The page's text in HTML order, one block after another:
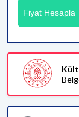
Fiyat Hesapla